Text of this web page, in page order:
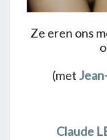
Ze eren ons
(met
Claude